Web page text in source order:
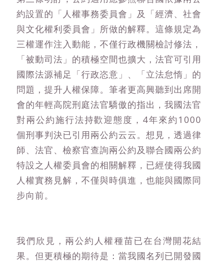
約設置的「人權事務委員會」及「經濟、社會
與文化權利委員會」所做的解釋。這條規定為
三權運作注入動能，不僅行政機關檢討修法，
「被動司法」的積極空間也擴大，法官可引用
國際法源補足「行政恣意」、「立法怠惰」的
問題，提升人權保障。筆者更高興聽到出席開
會的年輕高院刑庭法官驕傲的指出，我國法官
對兩公約施行法持歡迎態度，4年來約1000
個刑事判決已引用兩公約云云。想見，透過律
師、法官、檢察官查詢兩公約及聯合國兩公約
特設之人權委員會的相關解釋，已經使得我國
人權實務見解，不僅與時俱進，也能與國際同
步向前。
我們欣見，兩公約人權種苗已在台灣開花結
果。但更積極的期待是：當我國名列已開發國